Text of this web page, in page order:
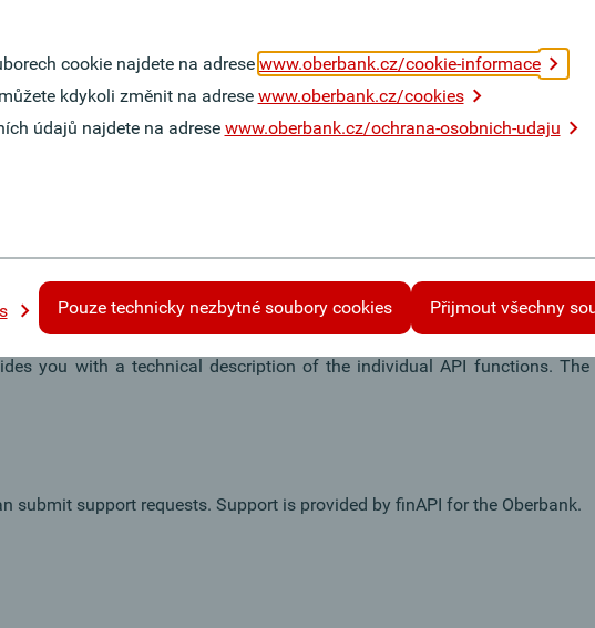
possibility (in the following called „Sandbox“) for all payment release,
issue card-linked payment instruments, is available without restrictions.
automatically by the transaction in our architecture. In case of
to the caller. Thereby, the connection of an explicit Funds Check
provides pure test data, which are located at finAPI. All details about the
you with a technical description of the individual API functions.
submit support requests. Support is provided by finAPI for the Oberbank.
cookie najdete na adrese www.oberbank.cz/cookie-informace
kdykoli změnit na adrese www.oberbank.cz/cookies
údajů najdete na adrese www.oberbank.cz/ochrana-osobnich-udaju
Pouze technicky nezbytné soubory cookies Přijmout všechny